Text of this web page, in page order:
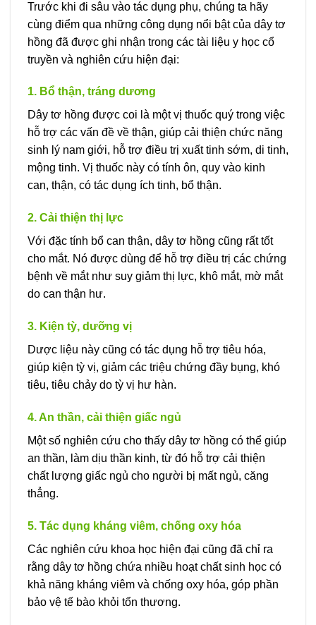
Trước khi đi sâu vào tác dụng phụ, chúng ta hãy
cùng điểm qua những công dụng nổi bật của dây tơ
hồng đã được ghi nhận trong các tài liệu y học cổ
truyền và nghiên cứu hiện đại:
1. Bổ thận, tráng dương
Dây tơ hồng được coi là một vị thuốc quý trong việc
hỗ trợ các vấn đề về thận, giúp cải thiện chức năng
sinh lý nam giới, hỗ trợ điều trị xuất tinh sớm, di tinh,
mộng tinh. Vị thuốc này có tính ôn, quy vào kinh
can, thận, có tác dụng ích tinh, bổ thận.
2. Cải thiện thị lực
Với đặc tính bổ can thận, dây tơ hồng cũng rất tốt
cho mắt. Nó được dùng để hỗ trợ điều trị các chứng
bệnh về mắt như suy giảm thị lực, khô mắt, mờ mắt
do can thận hư.
3. Kiện tỳ, dưỡng vị
Dược liệu này cũng có tác dụng hỗ trợ tiêu hóa,
giúp kiện tỳ vị, giảm các triệu chứng đầy bụng, khó
tiêu, tiêu chảy do tỳ vị hư hàn.
4. An thần, cải thiện giấc ngủ
Một số nghiên cứu cho thấy dây tơ hồng có thể giúp
an thần, làm dịu thần kinh, từ đó hỗ trợ cải thiện
chất lượng giấc ngủ cho người bị mất ngủ, căng
thẳng.
5. Tác dụng kháng viêm, chống oxy hóa
Các nghiên cứu khoa học hiện đại cũng đã chỉ ra
rằng dây tơ hồng chứa nhiều hoạt chất sinh học có
khả năng kháng viêm và chống oxy hóa, góp phần
bảo vệ tế bào khỏi tổn thương.